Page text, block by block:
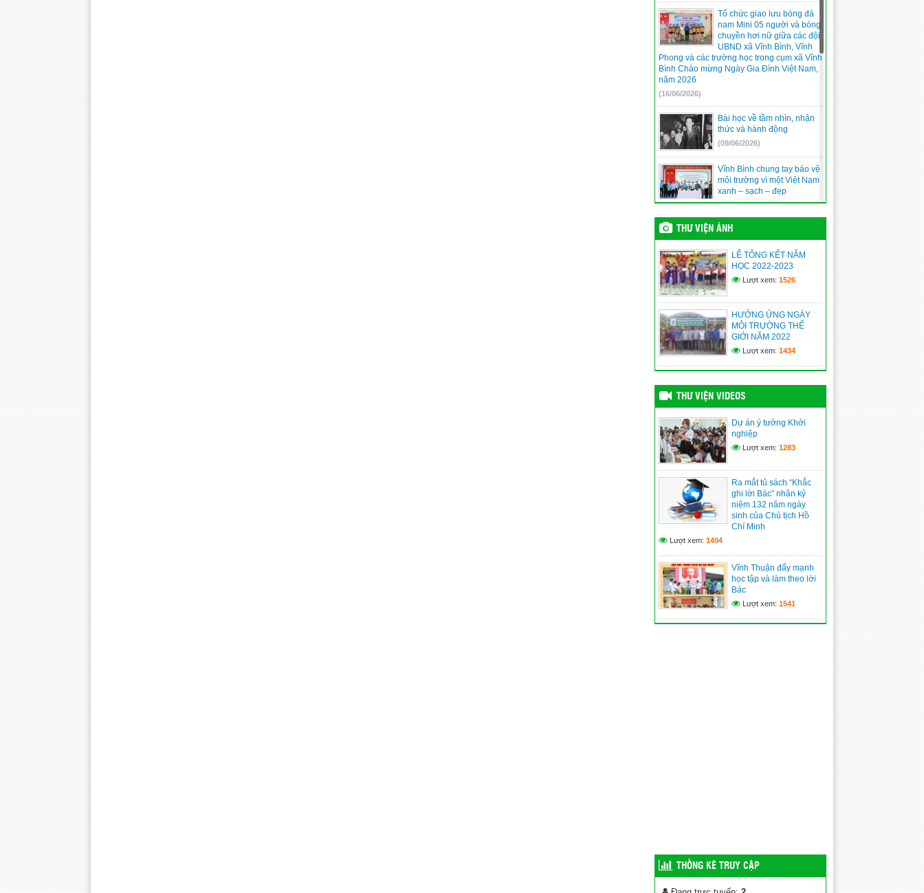
Tổ chức giao lưu bóng đá
nam Mini 05 người và bóng
chuyền hơi nữ giữa các đội
UBND xã Vĩnh Bình, Vĩnh
Phong và các trường học trong cụm xã Vĩnh
Bình Chào mừng Ngày Gia Đình Việt Nam,
năm 2026
(16/06/2026)
Bài học về tầm nhìn, nhận
thức và hành động
(09/06/2026)
Vĩnh Bình chung tay bảo vệ
môi trường vì một Việt Nam
xanh – sạch – đẹp
(09/06/2026)
An Giang triển lãm ảnh
“Nguyễn Tất Thành –
Nguyễn Ái Quốc – Hồ Chí
Minh”: Lan tỏa giá trị lịch sử
bằng chuyển đổi số
(09/06/2026)
Vĩnh Bình nâng cao năng
lực quản trị, điều hành của
đội ngũ cán bộ cơ sở
(09/06/2026)
XÃ VĨNH BÌNH TỔ CHỨC
TRIỂN LÃM ẢNH KỶ NIỆM
115 NĂM NGÀY BÁC HỒ
NƯỚC
(09/06/2026)
An Giang: Cán bộ, người
dân học tập, noi theo
gương Bác từ “Không gian
văn hóa Hồ Chí Minh”
(09/06/2026)
THƯ VIỆN ẢNH
LỄ TỔNG KẾT NĂM
HỌC 2022-2023
Lượt xem: 1526
HƯỞNG ỨNG NGÀY
MÔI TRƯỜNG THẾ
GIỚI NĂM 2022
Lượt xem: 1434
THƯ VIỆN VIDEOS
Dự án ý tưởng Khởi
nghiệp
Lượt xem: 1283
Ra mắt tủ sách “Khắc
ghi lời Bác” nhân kỷ
niệm 132 năm ngày
sinh của Chủ tịch Hồ
Chí Minh
Lượt xem: 1404
Vĩnh Thuận đẩy mạnh
học tập và làm theo lời
Bác
Lượt xem: 1541
THỐNG KÊ TRUY CẬP